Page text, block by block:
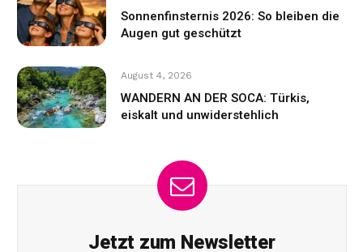
Sonnenfinsternis 2026: So bleiben die
Augen gut geschützt
August 4, 2026
WANDERN AN DER SOCA: Türkis,
eiskalt und unwiderstehlich
Jetzt zum Newsletter